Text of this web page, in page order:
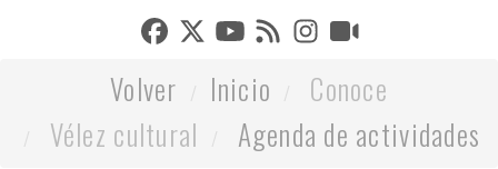
Volver Inicio
Conoce
Vélez cultural
Agenda de actividades